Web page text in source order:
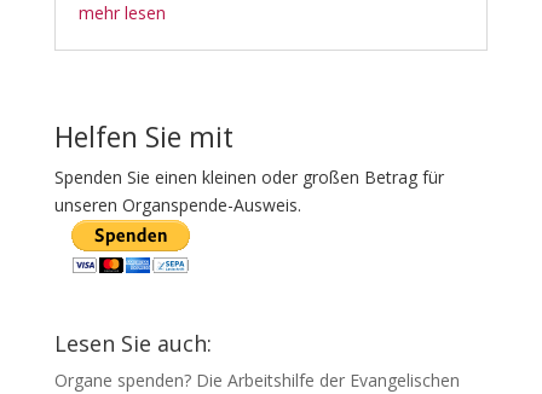
mehr lesen
Helfen Sie mit
Spenden Sie einen kleinen oder großen Betrag für
unseren Organspende-Ausweis.
Lesen Sie auch:
Organe spenden? Die Arbeitshilfe der Evangelischen